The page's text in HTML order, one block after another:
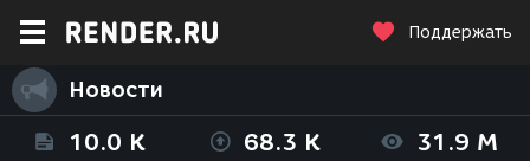
Поддержать
Новости
10.0 K 68.3 K 31.9 M